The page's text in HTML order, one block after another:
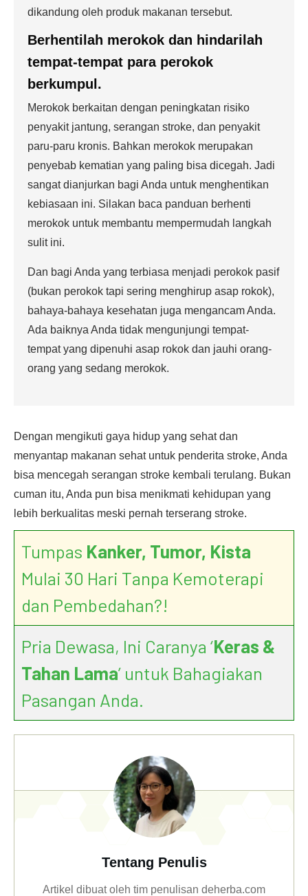
dikandung oleh produk makanan tersebut.
Berhentilah merokok dan hindarilah
tempat-tempat para perokok
berkumpul.
Merokok berkaitan dengan peningkatan risiko
penyakit jantung, serangan stroke, dan penyakit
paru-paru kronis. Bahkan merokok merupakan
penyebab kematian yang paling bisa dicegah. Jadi
sangat dianjurkan bagi Anda untuk menghentikan
kebiasaan ini. Silakan baca panduan berhenti
merokok untuk membantu mempermudah langkah
sulit ini.
Dan bagi Anda yang terbiasa menjadi perokok pasif
(bukan perokok tapi sering menghirup asap rokok),
bahaya-bahaya kesehatan juga mengancam Anda.
Ada baiknya Anda tidak mengunjungi tempat-
tempat yang dipenuhi asap rokok dan jauhi orang-
orang yang sedang merokok.
Dengan mengikuti gaya hidup yang sehat dan
menyantap makanan sehat untuk penderita stroke, Anda
bisa mencegah serangan stroke kembali terulang. Bukan
cuman itu, Anda pun bisa menikmati kehidupan yang
lebih berkualitas meski pernah terserang stroke.
Tumpas Kanker, Tumor, Kista
Mulai 30 Hari Tanpa Kemoterapi
dan Pembedahan?!
Pria Dewasa, Ini Caranya ‘Keras &
Tahan Lama’ untuk Bahagiakan
Pasangan Anda.
Tentang Penulis
Artikel dibuat oleh tim penulisan deherba.com